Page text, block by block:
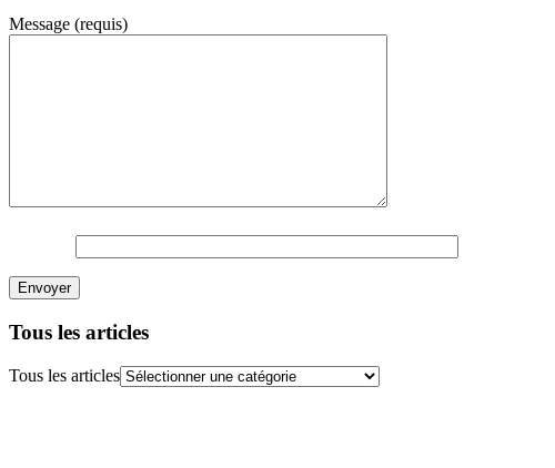
Message (requis)
Tous les articles
Tous les articles